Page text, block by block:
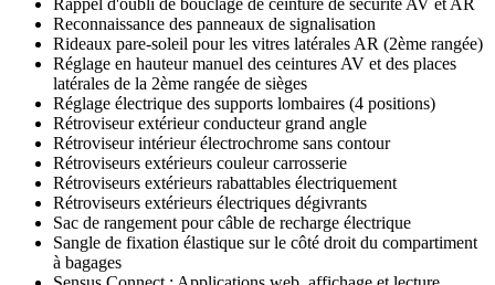
Reconnaissance des panneaux de signalisation
Rideaux pare-soleil pour les vitres latérales AR (2ème rangée)
Réglage en hauteur manuel des ceintures AV et des places
latérales de la 2ème rangée de sièges
Réglage électrique des supports lombaires (4 positions)
Rétroviseur extérieur conducteur grand angle
Rétroviseur intérieur électrochrome sans contour
Rétroviseurs extérieurs couleur carrosserie
Rétroviseurs extérieurs rabattables électriquement
Rétroviseurs extérieurs électriques dégivrants
Sac de rangement pour câble de recharge électrique
Sangle de fixation élastique sur le côté droit du compartiment
à bagages